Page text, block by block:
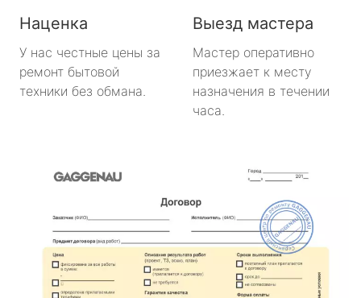
Наценка
У нас честные цены за
ремонт бытовой
техники без обмана.
Выезд мастера
Мастер оперативно
приезжает к месту
назначения в течении
часа.